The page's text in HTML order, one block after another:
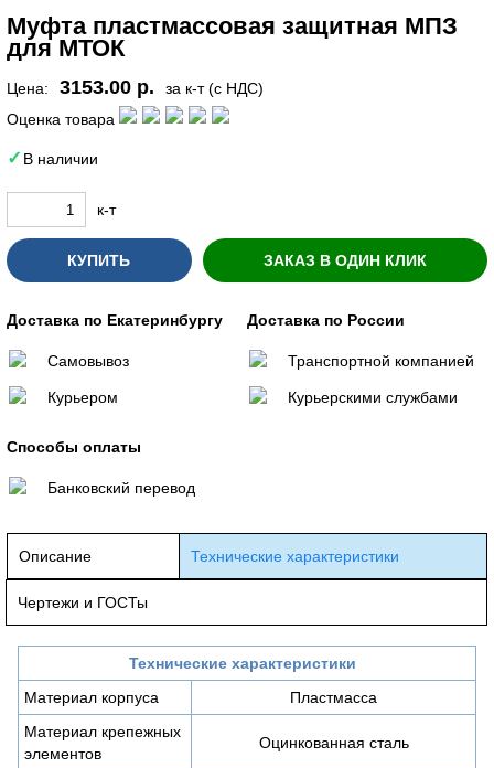
Муфта пластмассовая защитная МПЗ
для МТОК
Цена: 3153.00 р.
за к-т (с НДС)
Оценка товара
В наличии
к-т
КУПИТЬ ЗАКАЗ В ОДИН КЛИК
Доставка по Екатеринбургу
Самовывоз
Курьером
Доставка по России
Транспортной компанией
Курьерскими службами
Способы оплаты
Банковский перевод
Описание Технические характеристики
Чертежи и ГОСТы
Технические характеристики
Материал корпуса
Пластмасса
Материал крепежных
элементов
Оцинкованная сталь